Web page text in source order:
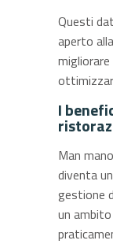
Questi
aperto
migliorare
I
Man
diventa
gestione
un